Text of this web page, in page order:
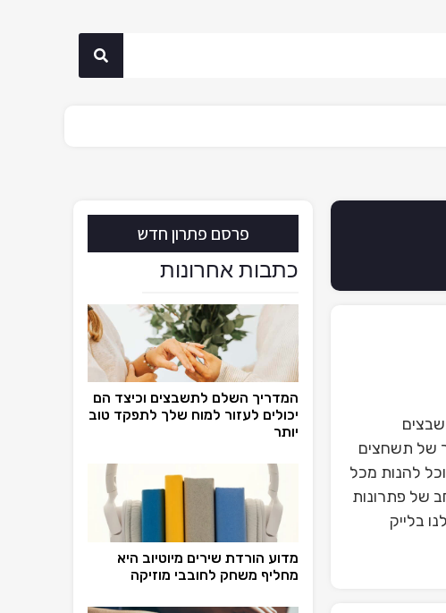
של תשחצים
להנות מכל
של פתרונות
בלייק
פרסם פתרון חדש
כתבות אחרונות
המדריך השלם לתשבצים וכיצד הם
יכולים לעזור למוח שלך לתפקד טוב
יותר
מדוע הורדת שירים מיוטיוב היא
מחליף משחק לחובבי מוזיקה